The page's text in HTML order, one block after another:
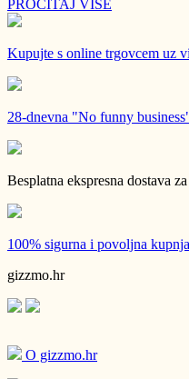
PROČITAJ VIŠE
Kupujte s online trgovcem uz
28-dnevna "No funny
Besplatna ekspresna dostava
100% sigurna i povoljna kupnja
gizzmo.hr
O gizzmo.hr